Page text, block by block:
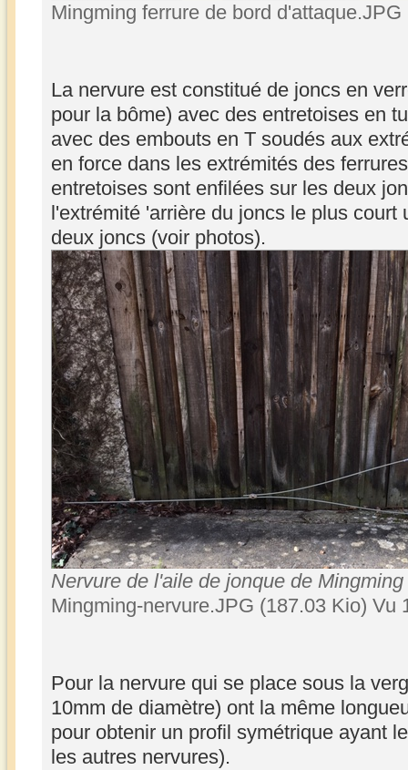
Mingming ferrure de bord
La nervure est constitué de joncs en
pour la bôme) avec des entretoises en
avec des embouts en T soudés aux
en force dans les extrémités des
entretoises sont enfilées sur les deux
l'extrémité 'arrière du joncs le plus court
deux joncs (voir photos).
Nervure de l'aile de jonque de Mingming
Mingming-nervure.JPG (187.03 Kio) Vu
Pour la nervure qui se place sous la
10mm de diamètre) ont la même
pour obtenir un profil symétrique ayant
les autres nervures).